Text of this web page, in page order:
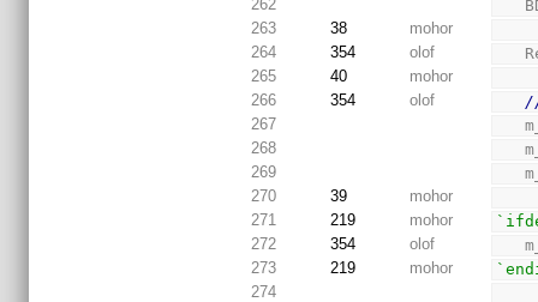
262
263
38
mohor
264
354 olof
265
40
mohor
266
354 olof
267
268
269
270
39
mohor
271
219 mohor
272
354 olof
273
219 mohor
274